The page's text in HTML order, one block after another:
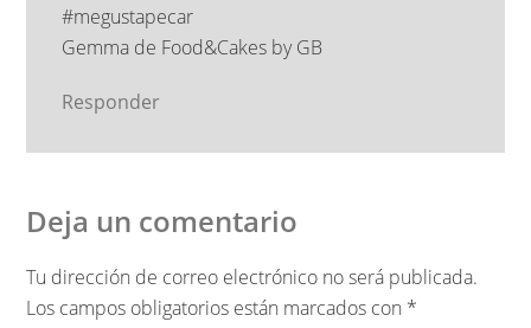
#megustapecar
Gemma de Food&Cakes by GB
Responder
Deja un comentario
Tu dirección de correo electrónico no será publicada.
Los campos obligatorios están marcados con *